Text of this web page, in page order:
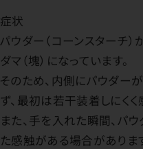
症状
パウダー（コーンスターチ
ダマ（塊）になっています。
そのため、内側にパウダー
ず、最初は若干装着しにく
また、手を入れた瞬間、パウ
た感触がある場合がありま